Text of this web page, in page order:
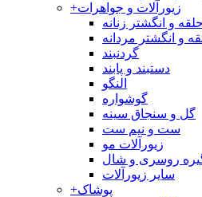
+زیورآلات و جواهرات
حلقه و انگشتر زنانه
و انگشتر مردانه
گردنبند
دستبند و پابند
النگو
گوشواره
گل و سنجاق سینه
ست و نیم ست
زیورآلات مو
روسری و شال
سایر زیورآلات
+پوشاک